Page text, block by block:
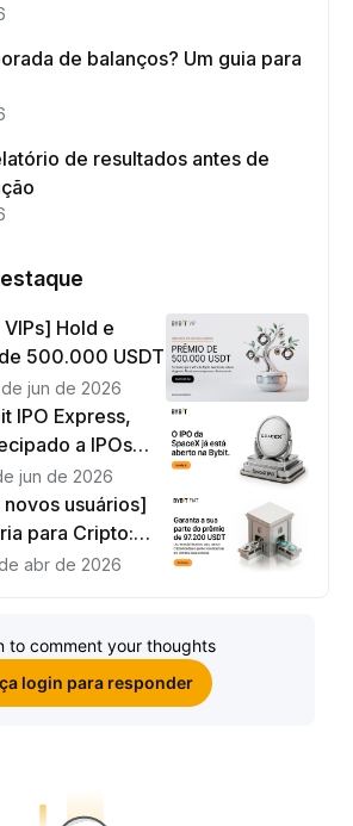
de balanços? Um guia para
de resultados antes de
Hold e
500.000 USDT
jun de 2026
IPO Express,
a IPOs
jun de 2026
usuários]
para Cripto:
simples e
abr de 2026
to comment your thoughts
login para responder